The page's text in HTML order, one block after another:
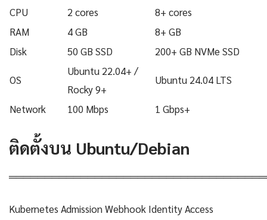
CPU
2 cores
8+ cores
RAM
4 GB
8+ GB
Disk
50 GB SSD 200+ GB NVMe SSD
OS
Ubuntu 22.04+ /
Rocky 9+
Ubuntu 24.04 LTS
Network 100 Mbps 1 Gbps+
ติดตั้งบน Ubuntu/Debian
Kubernetes Admission Webhook Identity Access